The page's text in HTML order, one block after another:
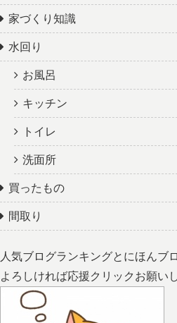
家づくり知識
水回り
お風呂
キッチン
トイレ
洗面所
買ったもの
間取り
人気ブログランキングとにほんブ
よろしければ応援クリックお願い